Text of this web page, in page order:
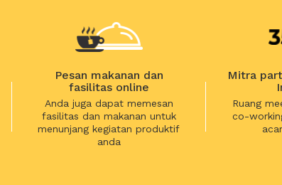
Pesan makanan dan
fasilitas online
Anda juga dapat memesan
fasilitas dan makanan untuk
menunjang kegiatan produktif
anda
Mitra
Ruang
co-